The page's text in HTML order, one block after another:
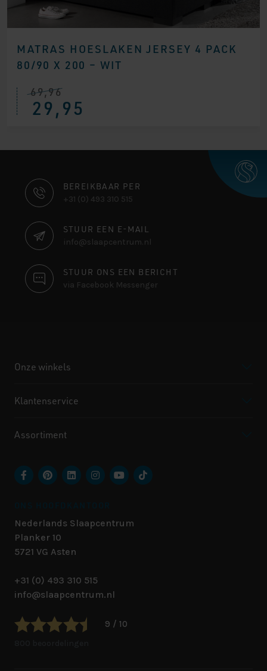
MATRAS HOESLAKEN JERSEY 4 PACK
80/90 X 200 – WIT
69,96
Oorspronkelijke
prijs
was:
29,95
Huidige
prijs
is:
CONTACT
INFORMATIE
BEREIKBAAR PER
+31 (0) 493 310 515
STUUR EEN E-MAIL
info@slaapcentrum.nl
STUUR ONS EEN BERICHT
via Facebook Messenger
Onze winkels
Klantenservice
Assortiment
Nederlands Slaapcentrum
Planker 10
5721 VG Asten
+31 (0) 493 310 515
info@slaapcentrum.nl
9 / 10